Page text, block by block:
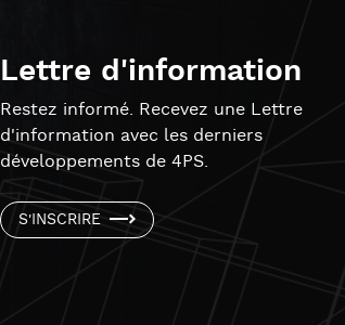
Lettre d'information
Restez informé. Recevez une Lettre
d'information avec les derniers
développements de 4PS.
S'INSCRIRE